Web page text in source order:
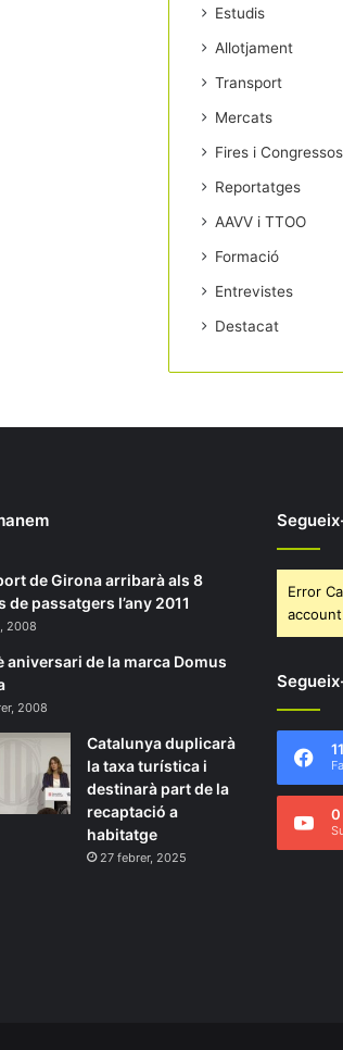
Estudis
Allotjament
Transport
Mercats
Fires i Congressos
Reportatges
AAVV i TTOO
Formació
Entrevistes
Destacat
de Girona arribarà als 8
de passatgers l’any 2011
2008
aniversari de la marca Domus
2008
Catalunya duplicarà
la taxa turística i
destinarà part de la
recaptació a
habitatge
27 febrer, 2025
Error
0